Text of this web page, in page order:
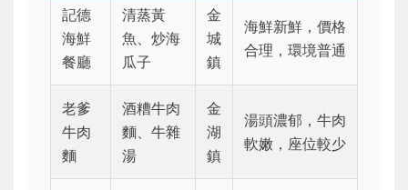
記德
海鮮
餐廳
清蒸黃
魚、炒海
瓜子
金
城
鎮
海鮮新鮮，價格
合理，環境普通
老爹
牛肉
麵
酒糟牛肉
麵、牛雜
湯
金
湖
鎮
湯頭濃郁，牛肉
軟嫩，座位較少